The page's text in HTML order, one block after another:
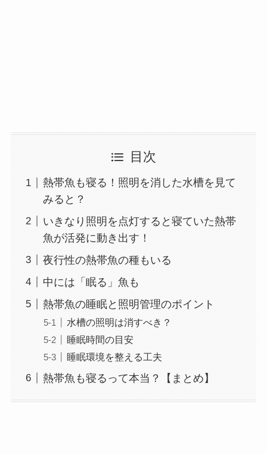
目次
熱帯魚も寝る！照明を消した水槽を見て
みると？
いきなり照明を点灯すると寝ていた熱帯
魚が活発に動き出す！
夜行性の熱帯魚の種もいる
中には「眠る」魚も
熱帯魚の睡眠と照明管理のポイント
水槽の照明は消すべき？
睡眠時間の目安
睡眠環境を整える工夫
熱帯魚も寝るって本当？【まとめ】